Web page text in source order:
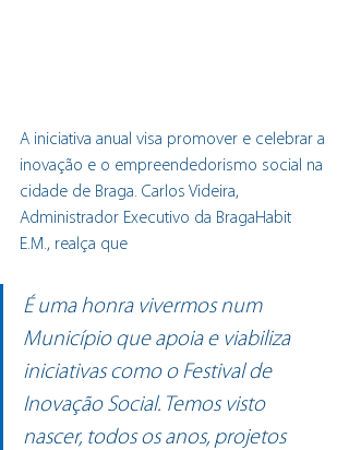
A iniciativa anual visa promover e celebrar a
inovação e o empreendedorismo social na
cidade de Braga. Carlos Videira,
Administrador Executivo da BragaHabit
E.M., realça que
É uma honra vivermos num
Município que apoia e viabiliza
iniciativas como o Festival de
Inovação Social. Temos visto
nascer, todos os anos, projetos